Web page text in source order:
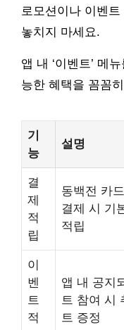
로모션이나 이벤
놓치지 마세요.
앱 내 ‘이벤트’ 메
능한 혜택을 꼼꼼
기
능
설명
결
제
적
립
동백전 카
결제 시 기
적립
이
벤
트
적
앱 내 공지
트 참여 시
트 증정